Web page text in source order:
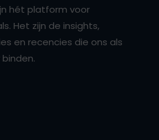
hét platform voor
Het zijn de insights,
en recencies die ons als